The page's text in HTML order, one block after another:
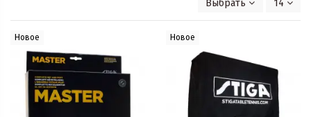
Выбрать 14
Новое Новое